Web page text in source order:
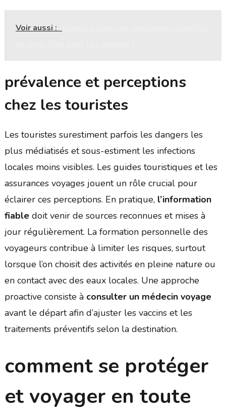
Voir aussi :
prévalence et perceptions
chez les touristes
Les touristes surestiment parfois les dangers les
plus médiatisés et sous-estiment les infections
locales moins visibles. Les guides touristiques et les
assurances voyages jouent un rôle crucial pour
éclairer ces perceptions. En pratique, l’information
fiabledoit venir de sources reconnues et mises à
jour régulièrement. La formation personnelle des
voyageurs contribue à limiter les risques, surtout
lorsque l’on choisit des activités en pleine nature ou
en contact avec des eaux locales. Une approche
proactive consiste à consulter un médecin voyage
avant le départ afin d’ajuster les vaccins et les
traitements préventifs selon la destination.
comment se protéger
et voyager en toute